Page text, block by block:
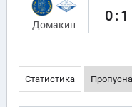
Домакин
0:1
Статистика